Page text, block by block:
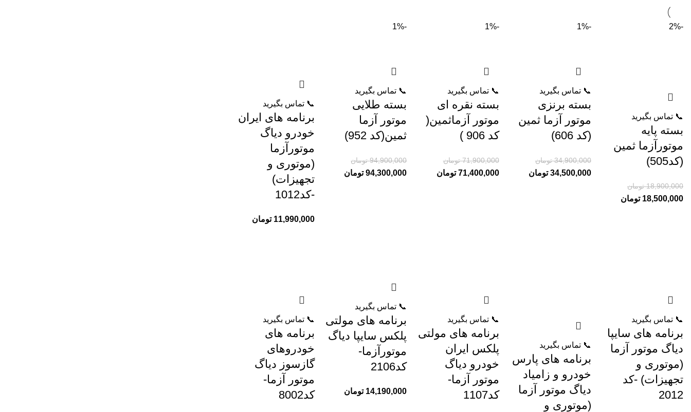
-2%
📞 تماس بگیرید
بسته پایه
موتورآزما ثمین
(کد505)
18,900,000 تومان
18,500,000 تومان
-1%
📞 تماس بگیرید
بسته برنزی
موتور آزما ثمین
(کد 606)
34,900,000 تومان
34,500,000 تومان
-1%
📞 تماس بگیرید
بسته نقره ای
موتور آزماثمین(
کد 906 )
71,900,000 تومان
71,400,000 تومان
-1%
📞 تماس بگیرید
بسته طلایی
موتور آزما
ثمین(کد 952)
94,900,000 تومان
94,300,000 تومان
📞 تماس بگیرید
برنامه های ایران
خودرو دیاگ
موتورآزما
(موتوری و
تجهیزات)
-کد1012
11,990,000 تومان
📞 تماس بگیرید
برنامه های سایپا
دیاگ موتور آزما
(موتوری و
تجهیزات) -کد
2012
📞 تماس بگیرید
برنامه های پارس
خودرو و زامیاد
دیاگ موتور آزما
(موتوری و
📞 تماس بگیرید
برنامه های مولتی
پلکس ایران
خودرو دیاگ
موتور آزما-
کد1107
📞 تماس بگیرید
برنامه های مولتی
پلکس سایپا دیاگ
موتورآزما-
کد2106
14,190,000 تومان
📞 تماس بگیرید
برنامه های
خودروهای
گازسوز دیاگ
موتور آزما-
کد8002